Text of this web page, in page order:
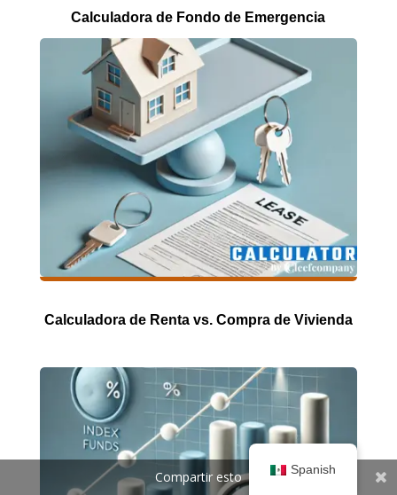
Calculadora de Fondo de Emergencia
Calculadora de Renta vs. Compra de Vivienda
Spanish
Compartir esto